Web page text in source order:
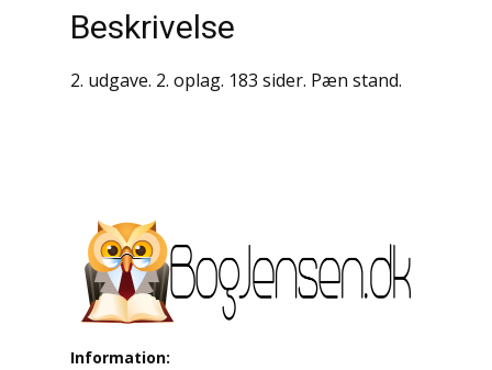
Krige / Slag
Krop / Sind
Litteraturhistorie
Lokalhistorie / Topografi
Beskrivelse
2. udgave. 2. oplag. 183 sider. Pæn stand.
Information: